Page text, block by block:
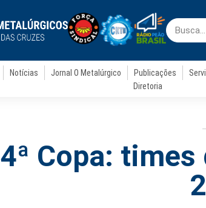
Notícias Jornal O Metalúrgico Publicações
Diretoria
4ª Copa: